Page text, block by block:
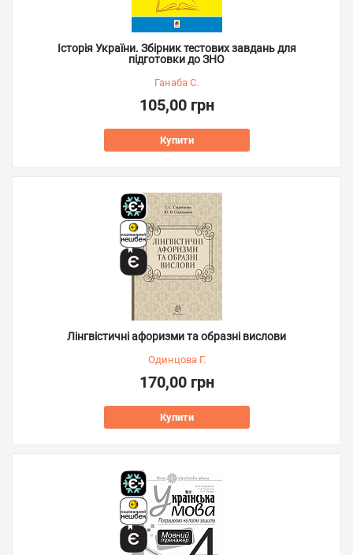
Історія України. Збірник тестових завдань для
підготовки до ЗНО
Ганаба С.
105,00 грн
Купити
Лінгвістичні афоризми та образні вислови
Одинцова Г.
170,00 грн
Купити